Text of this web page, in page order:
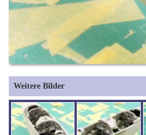
Weitere Bilder